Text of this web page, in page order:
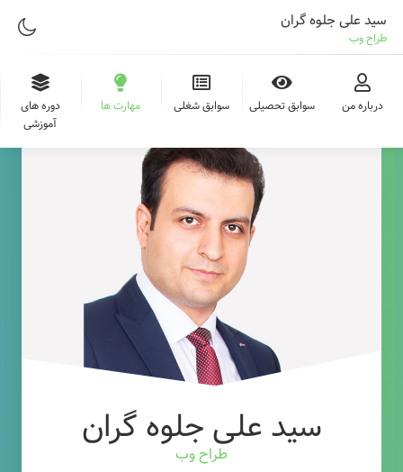
سید علی جلوه گران
طراح وب
درباره من سوابق تحصیلی سوابق شغلی مهارت ها
دوره های
آموزشی
سید علی جلوه گران
طراح وب